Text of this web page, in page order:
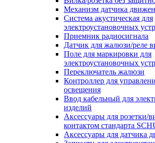
Механизм датчика
Система акустическая для
электроустановочных
Приемник радиосигнала
Датчик для жалюзи/реле
Поле для маркировки для
электроустановочных
Переключатель жалюзи
Контроллер для
освещения
Ввод кабельный для
изделий
Аксессуары для розетки/
контактом стандарта
Аксессуары для датчика